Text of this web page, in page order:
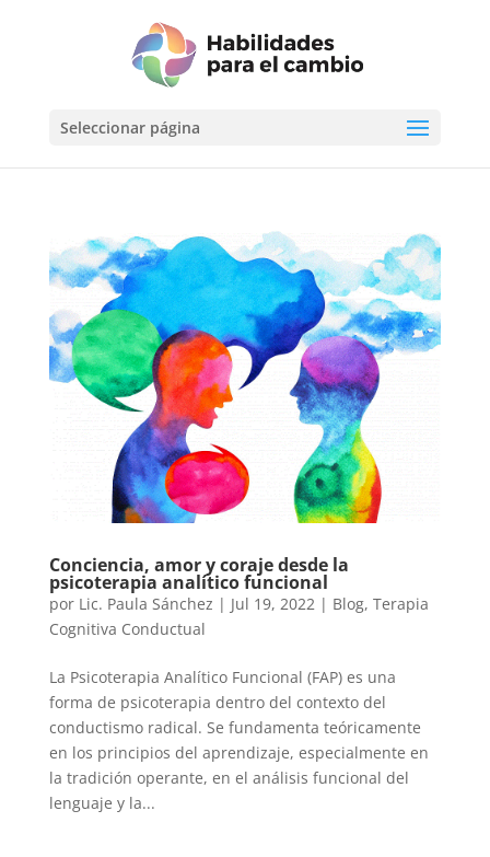
Seleccionar página
Conciencia, amor y coraje desde la
psicoterapia analítico funcional
por Lic. Paula Sánchez | Jul 19, 2022| Blog, Terapia
Cognitiva Conductual
La Psicoterapia Analítico Funcional (FAP) es una
forma de psicoterapia dentro del contexto del
conductismo radical. Se fundamenta teóricamente
en los principios del aprendizaje, especialmente en
la tradición operante, en el análisis funcional del
lenguaje y la...